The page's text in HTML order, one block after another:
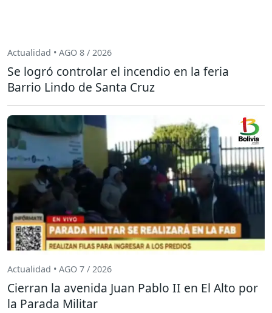
Actualidad • AGO 8 / 2026
Se logró controlar el incendio en la feria
Barrio Lindo de Santa Cruz
Actualidad • AGO 7 / 2026
Cierran la avenida Juan Pablo II en El Alto por
la Parada Militar